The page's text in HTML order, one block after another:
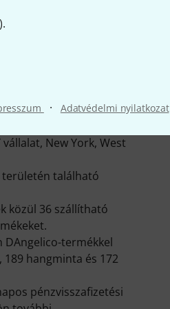
· Adatvédelmi nyilatkozat
Manhattan, New York
New York, West
területén található
közül 36 szállítható
termékkel
hangminta és 172
pénzvisszafizetési